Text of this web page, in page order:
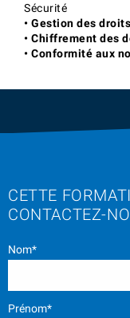
Sécurité
• Gestion des
• Chiffrement des
• Conformité aux
CETTE
CONTACTEZ-
Nom*
Prénom*